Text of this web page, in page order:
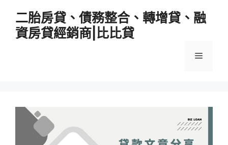
二胎房貸、債務整合、轉增貸、融
資房貸經銷商|比比貸
選